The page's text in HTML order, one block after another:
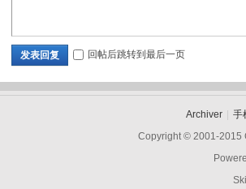
发表回复 回帖后跳转到最后一页
Archiver 手
Copyright © 2001-2015